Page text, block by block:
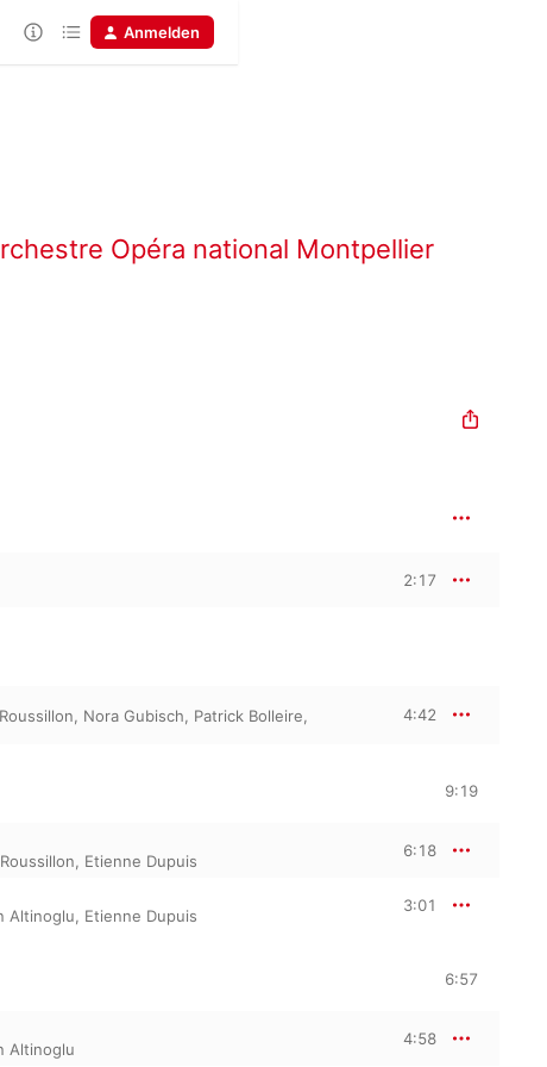
Anmelden
Opéra national Montpellier
2:17
, Nora Gubisch, Patrick Bolleire,
4:42
9:19
, Etienne Dupuis
6:18
Altinoglu, Etienne Dupuis
3:01
6:57
Altinoglu
4:58